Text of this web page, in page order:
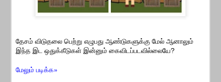
தேசம் விடுதலை பெற்று எழுபது ஆண்டுகளுக்கு மேல் ஆனாலும்
இந்த இட ஒதுக்கீடுகள் இன்னும் கைவிடப்படவில்லையே?
மேலும் படிக்க»